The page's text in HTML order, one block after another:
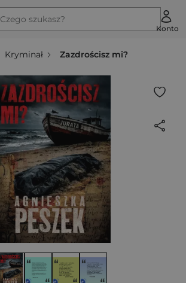
Czego szukasz?
Konto
Kryminał Zazdrościsz mi?